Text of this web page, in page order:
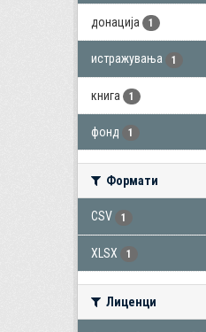
донација 1
истражувања 1
книга 1
фонд 1
Формати
CSV 1
XLSX 1
Лиценци